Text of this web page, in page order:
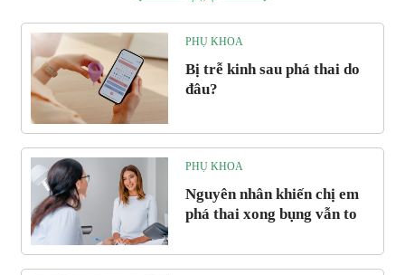
PHỤ KHOA
Bị trễ kinh sau phá thai do
đâu?
PHỤ KHOA
Nguyên nhân khiến chị em
phá thai xong bụng vẫn to